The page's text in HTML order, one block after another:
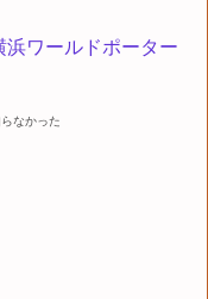
ワールドポーター
なかった